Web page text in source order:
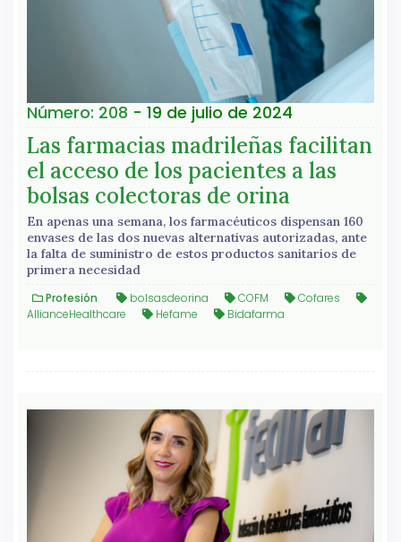
Número: 208 - 19 de julio de 2024
Las farmacias madrileñas facilitan
el acceso de los pacientes a las
bolsas colectoras de orina
En apenas una semana, los farmacéuticos dispensan 160
envases de las dos nuevas alternativas autorizadas, ante
la falta de suministro de estos productos sanitarios de
primera necesidad
Profesión bolsasdeorina COFM
Cofares
AllianceHealthcare
Hefame Bidafarma